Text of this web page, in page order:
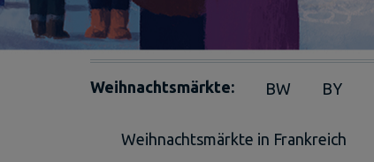
Weihnachtsmärkte: BW BY
Weihnachtsmärkte in Frankreich